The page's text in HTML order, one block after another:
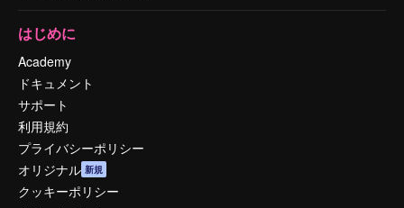
はじめに
Academy
ドキュメント
サポート
利用規約
プライバシーポリシー
オリジナル 新規
クッキーポリシー